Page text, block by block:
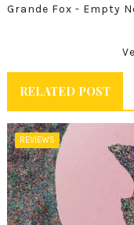
Grande Fox - Empty
RELATED POST
REVIEWS